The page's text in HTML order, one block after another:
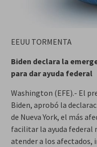
EEUU TORMENTA
Biden declara la
para dar ayuda federal
Washington (EFE).- El
Biden, aprobó la
de Nueva York, el más
facilitar la ayuda federal
atender a los afectados,